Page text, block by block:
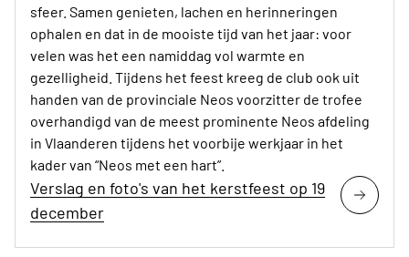
sfeer. Samen genieten, lachen en herinneringen
ophalen en dat in de mooiste tijd van het jaar: voor
velen was het een namiddag vol warmte en
gezelligheid. Tijdens het feest kreeg de club ook uit
handen van de provinciale Neos voorzitter de trofee
overhandigd van de meest prominente Neos afdeling
in Vlaanderen tijdens het voorbije werkjaar in het
kader van “Neos met een hart”.
Verslag en foto's van het kerstfeest op 19
december